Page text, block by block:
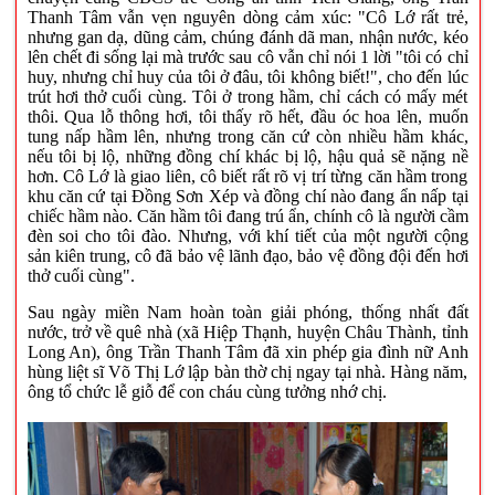
Thanh Tâm vẫn vẹn nguyên dòng cảm xúc: "Cô Lớ rất trẻ,
nhưng gan dạ, dũng cảm, chúng đánh dã man, nhận nước, kéo
lên chết đi sống lại mà trước sau cô vẫn chỉ nói 1 lời "tôi có chỉ
huy, nhưng chỉ huy của tôi ở đâu, tôi không biết!", cho đến lúc
trút hơi thở cuối cùng. Tôi ở trong hầm, chỉ cách có mấy mét
thôi. Qua lỗ thông hơi, tôi thấy rõ hết, đầu óc hoa lên, muốn
tung nấp hầm lên, nhưng trong căn cứ còn nhiều hầm khác,
nếu tôi bị lộ, những đồng chí khác bị lộ, hậu quả sẽ nặng nề
hơn. Cô Lớ là giao liên, cô biết rất rõ vị trí từng căn hầm trong
khu căn cứ tại Đồng Sơn Xép và đồng chí nào đang ẩn nấp tại
chiếc hầm nào. Căn hầm tôi đang trú ẩn, chính cô là người cầm
đèn soi cho tôi đào. Nhưng, với khí tiết của một người cộng
sản kiên trung, cô đã bảo vệ lãnh đạo, bảo vệ đồng đội đến hơi
thở cuối cùng".
Sau ngày miền Nam hoàn toàn giải phóng, thống nhất đất
nước, trở về quê nhà (xã Hiệp Thạnh, huyện Châu Thành, tỉnh
Long An), ông Trần Thanh Tâm đã xin phép gia đình nữ Anh
hùng liệt sĩ Võ Thị Lớ lập bàn thờ chị ngay tại nhà. Hàng năm,
ông tổ chức lễ giỗ để con cháu cùng tưởng nhớ chị.